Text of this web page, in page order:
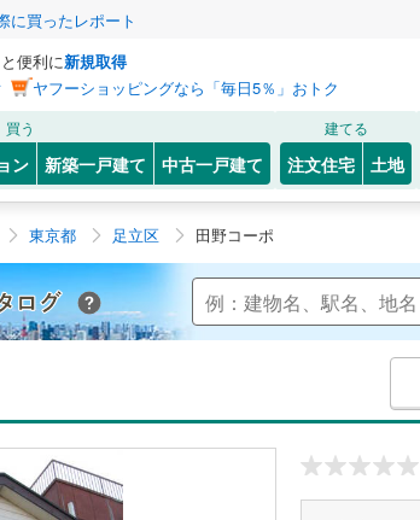
に買ったレポート
便利に新規取得
ヤフーショッピングなら「毎日5％」おトク
買う
ン 新築一戸建て 中古一戸建て
建てる
注文住宅 土地
東京都 足立区 田野コーポ
Yahoo!不動産 マンションカタログ